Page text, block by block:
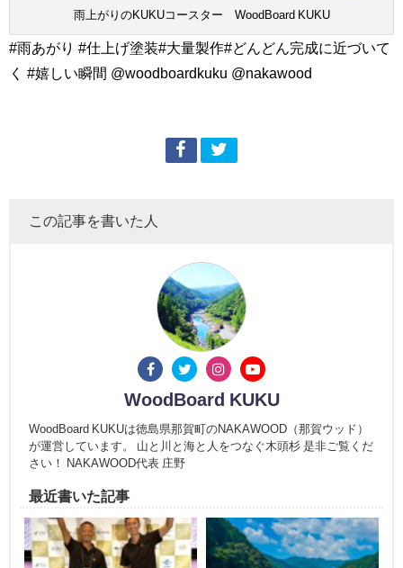
雨上がりのKUKUコースター WoodBoard KUKU
#雨あがり #仕上げ塗装#大量製作#どんどん完成に近づいて
く #嬉しい瞬間 @woodboardkuku @nakawood
この記事を書いた人
WoodBoard KUKU
WoodBoard KUKUは徳島県那賀町のNAKAWOOD（那賀ウッド）
が運営しています。 山と川と海と人をつなぐ木頭杉 是非ご覧くだ
さい！ NAKAWOOD代表 庄野
最近書いた記事